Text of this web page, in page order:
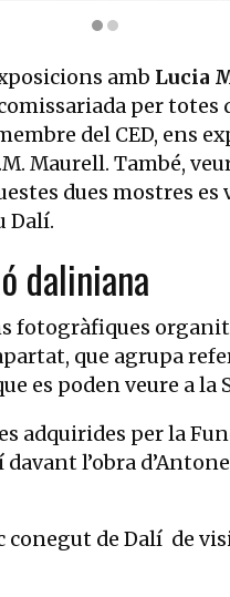
morts (1880) d’Arnold
amb Lucia
per totes
del CED, ens
Maurell. També,
dues mostres
Dalí.
daliniana
fotogràfiques
que agrupa
es poden veure a la
adquirides per la
l’obra
conegut de Dalí de